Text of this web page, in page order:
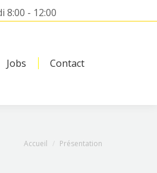
8:00 - 12:00
Jobs Contact
Vous êtes ici :
Accueil Présentation